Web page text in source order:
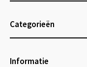
Categorieën
Informatie